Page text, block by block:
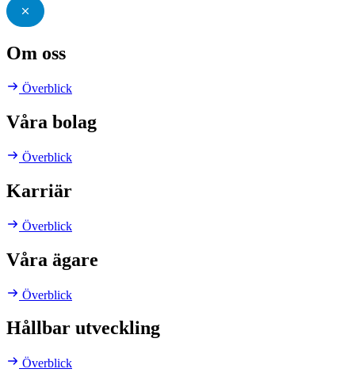
Om oss
Överblick
Våra bolag
Överblick
Karriär
Överblick
Våra ägare
Överblick
Hållbar utveckling
Överblick